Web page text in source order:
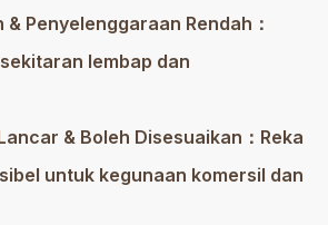
& Penyelenggaraan Rendah：
lembap dan
& Boleh Disesuaikan：Reka
untuk kegunaan komersil dan